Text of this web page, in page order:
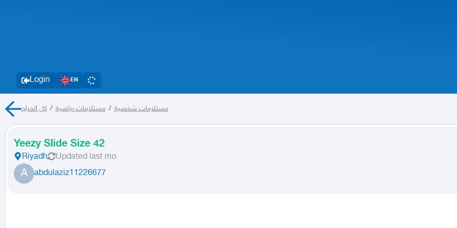
Login EN
مستلزمات شخصية / مستلزمات رياضية / كل الحراج
Yeezy Slide Size 42
Riyadh Updated last mo.
A abdulaziz11226677